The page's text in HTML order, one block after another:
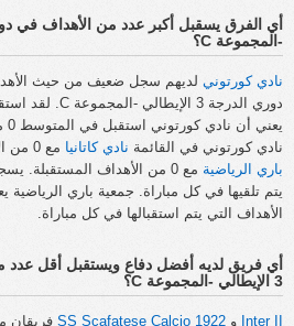
-المجموعة C؟
نادي كورتوني لديهم سجل ضعيف من حيث
نادي كورتوني في القائمة نادي كاتانيا مع 0 من الأهداف المستقبلة, ثم
باري الرياضية
الأهداف التي يتم استقبالها في كل مباراة.
أي فريق لديه أفضل دفاع ويستقبل أقل
3 الإيطالي -المجموعة C؟
Inter II و SS Scafatese Calcio 1922 فريقان